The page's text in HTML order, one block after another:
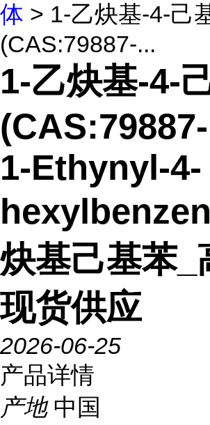
体 > 1-乙炔基-4-己
(CAS:79887-...
1-乙炔基-4-
1-Ethynyl-4-
炔基己基苯_
现货供应
2026-06-25
产品详情
产地 中国